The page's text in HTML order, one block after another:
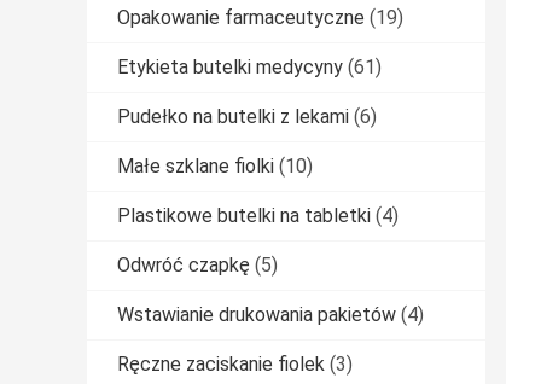
Opakowanie farmaceutyczne (19)
Etykieta butelki medycyny (61)
Pudełko na butelki z lekami (6)
Małe szklane fiolki (10)
Plastikowe butelki na tabletki (4)
Odwróć czapkę (5)
Wstawianie drukowania pakietów (4)
Ręczne zaciskanie fiolek (3)